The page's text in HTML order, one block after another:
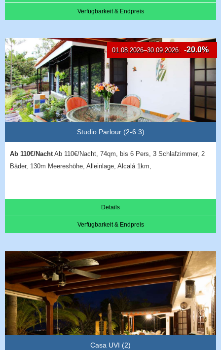
Verfügbarkeit & Endpreis
01.08.2026–30.09.2026: -20.0%
Studio Parlour (2-6 3)
Ab 110€/Nacht Ab 110€/Nacht, 74qm, bis 6 Pers, 3 Schlafzimmer, 2
Bäder, 130m Meereshöhe, Alleinlage, Alcalá 1km,
Details
Verfügbarkeit & Endpreis
Casa UVI (2)